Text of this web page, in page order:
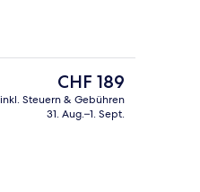
Der
aktuelle
Preis
CHF 189
inkl. Steuern & Gebühren
31. Aug.–1. Sept.